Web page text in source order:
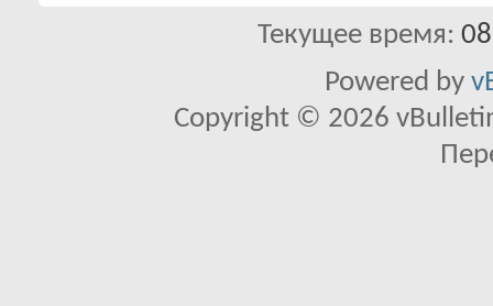
Текущее время:
Powered by
Copyright © 2026